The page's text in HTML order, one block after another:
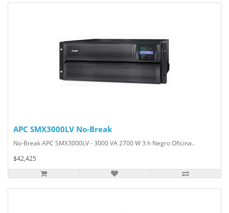
APC SMX3000LV No-Break
No-Break APC SMX3000LV - 3000 VA 2700 W 3 h Negro Oficina..
$42,425